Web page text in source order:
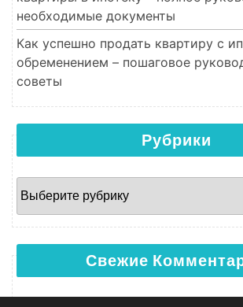
необходимые документы
Как успешно продать квартиру с
обременением – пошаговое
советы
Рубрики
Рубрики
Свежие